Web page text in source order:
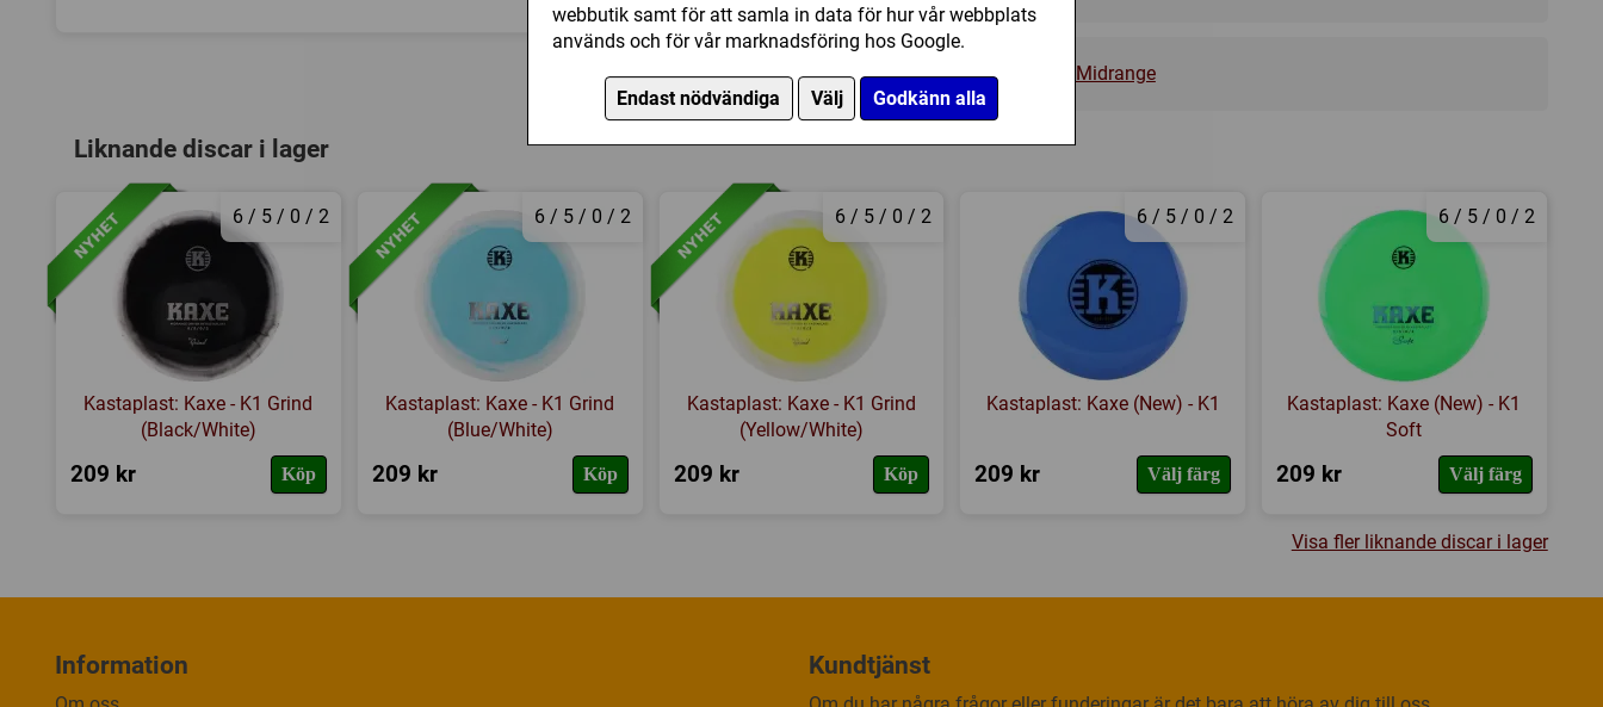
webbutik samt för att samla in data för hur vår webbplats
används och för vår marknadsföring hos Google.
Endast nödvändiga Välj Godkänn alla
Kategori(er):Fairway Driver Midrange
Liknande discar i lager
6 / 5 / 0 / 2
Kastaplast: Kaxe - K1 Grind
(Black/White)
209 kr Köp
6 / 5 / 0 / 2
Kastaplast: Kaxe - K1 Grind
(Blue/White)
209 kr Köp
6 / 5 / 0 / 2
Kastaplast: Kaxe - K1 Grind
(Yellow/White)
209 kr Köp
6 / 5 / 0 / 2
Kastaplast: Kaxe (New) - K1
209 kr Välj färg
6 / 5 / 0 / 2
Kastaplast: Kaxe (New) - K1
Soft
209 kr Välj färg
Visa fler liknande discar i lager
Information Kundtjänst